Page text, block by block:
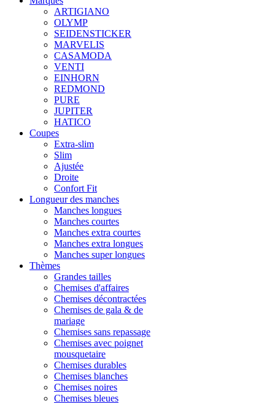
ARTIGIANO
OLYMP
SEIDENSTICKER
MARVELIS
CASAMODA
VENTI
EINHORN
REDMOND
PURE
JUPITER
HATICO
Coupes
Extra-slim
Slim
Ajustée
Droite
Confort Fit
Longueur des manches
Manches longues
Manches courtes
Manches extra courtes
Manches extra longues
Manches super longues
Thèmes
Grandes tailles
Chemises d'affaires
Chemises décontractées
Chemises de gala & de
mariage
Chemises sans repassage
Chemises avec poignet
mousquetaire
Chemises durables
Chemises blanches
Chemises noires
Chemises bleues